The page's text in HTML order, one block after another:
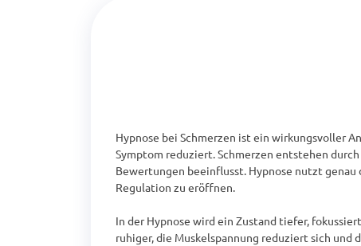
Hypnose bei Schmerzen ist ein wirkungsvoller
Symptom reduziert. Schmerzen entstehen
Bewertungen beeinflusst. Hypnose nutzt genau
Regulation zu eröffnen.
In der Hypnose wird ein Zustand tiefer,
ruhiger, die Muskelspannung reduziert sich und